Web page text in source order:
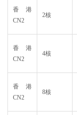
香港
CN2
2核
香港
CN2
4核
香港
CN2
8核